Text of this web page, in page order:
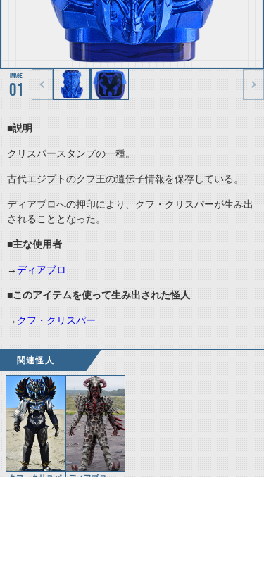
01
■説明
クリスパースタンプの一種。
古代エジプトのクフ王の遺伝子情報を保存している。
ディアブロへの押印により、クフ・クリスパーが生み出
されることとなった。
■主な使用者
→ディアブロ
■このアイテムを使って生み出された怪人
→ クフ・クリスパー
関連怪人
クフ・クリスパ
ディアブロ